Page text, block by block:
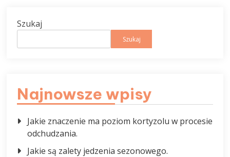
Szukaj
Szukaj
Najnowsze wpisy
Jakie znaczenie ma poziom kortyzolu w procesie
odchudzania.
Jakie są zalety jedzenia sezonowego.